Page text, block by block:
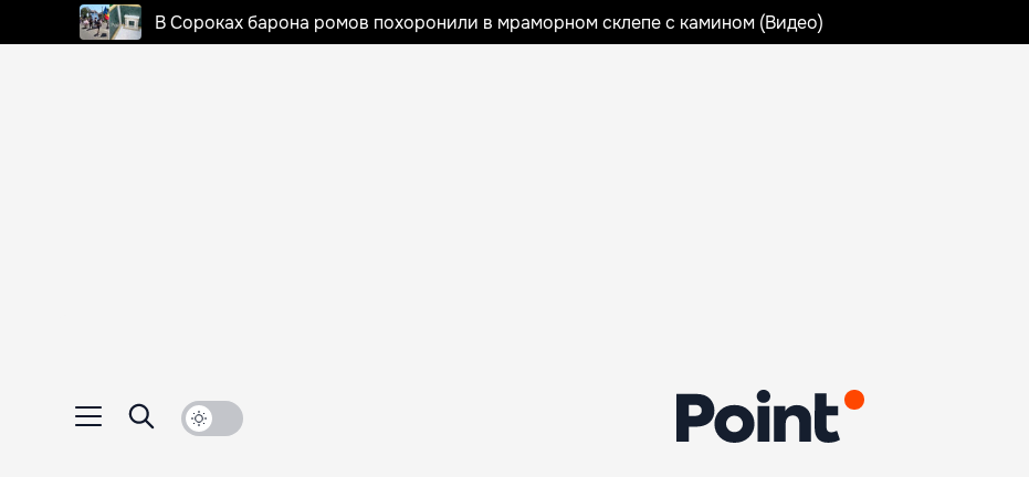
В Сороках барона ромов похоронили в мраморном склепе с камином (Видео)